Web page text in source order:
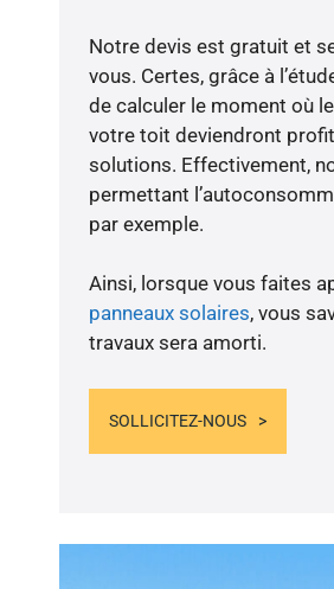
Notre devis est gratuit et
vous. Certes, grâce à
de calculer le moment où
votre toit deviendront
solutions. Effectivement,
permettant
par exemple.
Ainsi, lorsque vous faites
panneaux solaires, vous
travaux sera amorti.
SOLLICITEZ-NOUS